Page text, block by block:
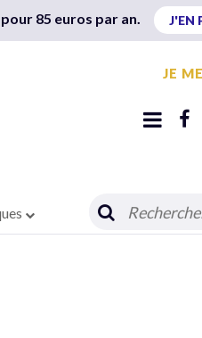
85 euros par an. J'EN
JE